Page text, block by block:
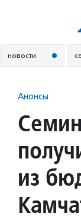
новости
Анонсы
из